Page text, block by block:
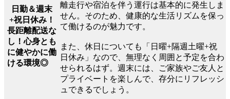
日勤＆週末
+祝日休み！
長距離配送な
し！心身とも
に健やかに働
ける環境◎
離走行や宿泊を伴う運行は基本的に発生しま
せん。そのため、健康的な生活リズムを保っ
て働けるのが魅力です。
また、休日についても「日曜+隔週土曜+祝
日休み」なので、無理なく周囲と予定を合わ
せられるはず。週末には、ご家族やご友人と
プライベートを楽しんで、存分にリフレッシ
ュできるでしょう。